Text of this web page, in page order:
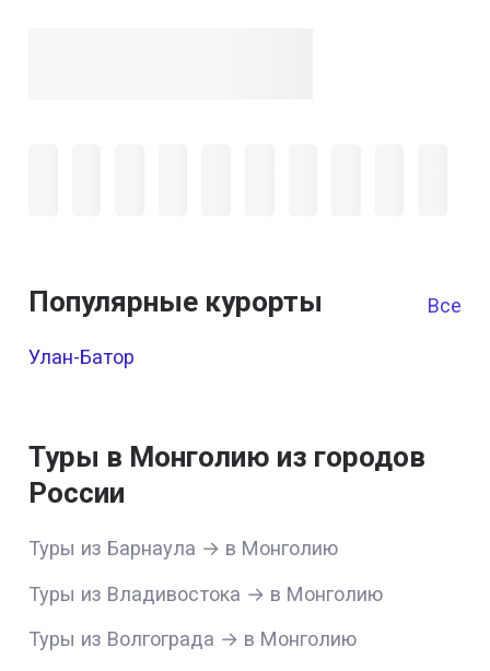
Популярные курорты Все
Улан-Батор
Туры в Монголию из городов
России
Туры из Барнаула → в Монголию
Туры из Владивостока → в Монголию
Туры из Волгограда → в Монголию